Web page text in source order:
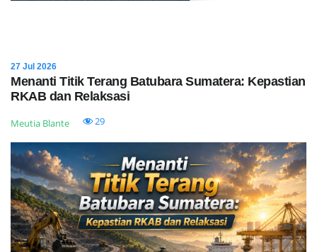
27 Jul 2026
Menanti Titik Terang Batubara Sumatera: Kepastian
RKAB dan Relaksasi
Meutia Blante 29